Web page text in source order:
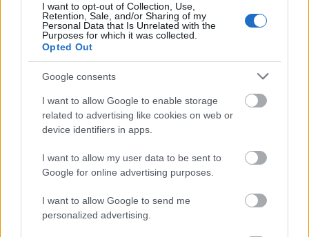
I want to opt-out of Collection, Use,
Retention, Sale, and/or Sharing of my
Personal Data that Is Unrelated with the
Purposes for which it was collected.
Opted Out
Google consents
I want to allow Google to enable storage
related to advertising like cookies on web or
device identifiers in apps.
I want to allow my user data to be sent to
Google for online advertising purposes.
I want to allow Google to send me
personalized advertising.
is láttam, nagy csalódás volt...) Olvassátok el a cikket
és abból kiderül, hogy rosszul voksoltam vagy sem!